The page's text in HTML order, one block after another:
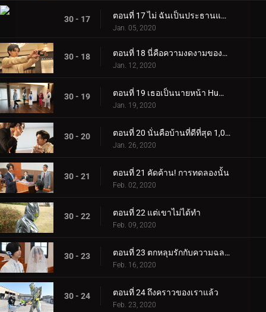
30 - 17 ตอนที่ 17 ไม่ ฉันเป็นประธานและเป็นคาเมนไรเดอร์
Jan. 05, 2020
30 - 18 ตอนที่ 18 นี่คือความงดงามของฉัน
Jan. 12, 2020
30 - 19 ตอนที่ 19 เธอเป็นนายหน้า Huma Gear
Jan. 19, 2020
30 - 20 ตอนที่ 20 นั่นคือบ้านที่ดีที่สุด 1,000%
Jan. 26, 2020
30 - 21 ตอนที่ 21 คัดค้าน! การทดลองนั้น
Feb. 02, 2020
30 - 22 ตอนที่ 22 แต่เขาไม่ได้ทำ
Feb. 09, 2020
30 - 23 ตอนที่ 23 ตกหลุมรักกับความฉลาดของคุณ
Feb. 16, 2020
30 - 24 ตอนที่ 24 ถึงคราวของเราแล้ว
Feb. 23, 2020